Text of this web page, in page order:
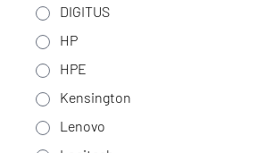
DIGITUS
HP
HPE
Kensington
Lenovo